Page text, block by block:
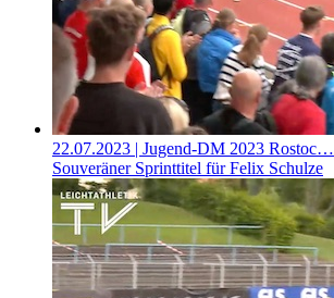
22.07.2023 | Jugend-DM 2023 Rostoc…
Souveräner Sprinttitel für Felix Schulze